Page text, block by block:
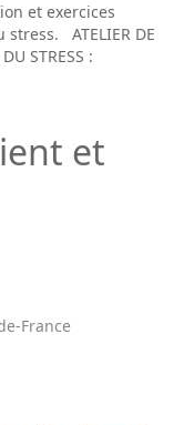
et exercices
ATELIER DE
STRESS :
et
France